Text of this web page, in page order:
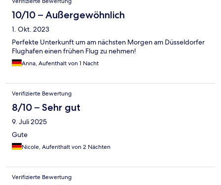
10/10 – Außergewöhnlich
1. Okt. 2023
Perfekte Unterkunft um am nächsten Morgen am Düsseldorfer
Flughafen einen frühen Flug zu nehmen!
Anna, Aufenthalt von 1 Nacht
Verifizierte Bewertung
8/10 – Sehr gut
9. Juli 2025
Gute
Nicole, Aufenthalt von 2 Nächten
Verifizierte Bewertung